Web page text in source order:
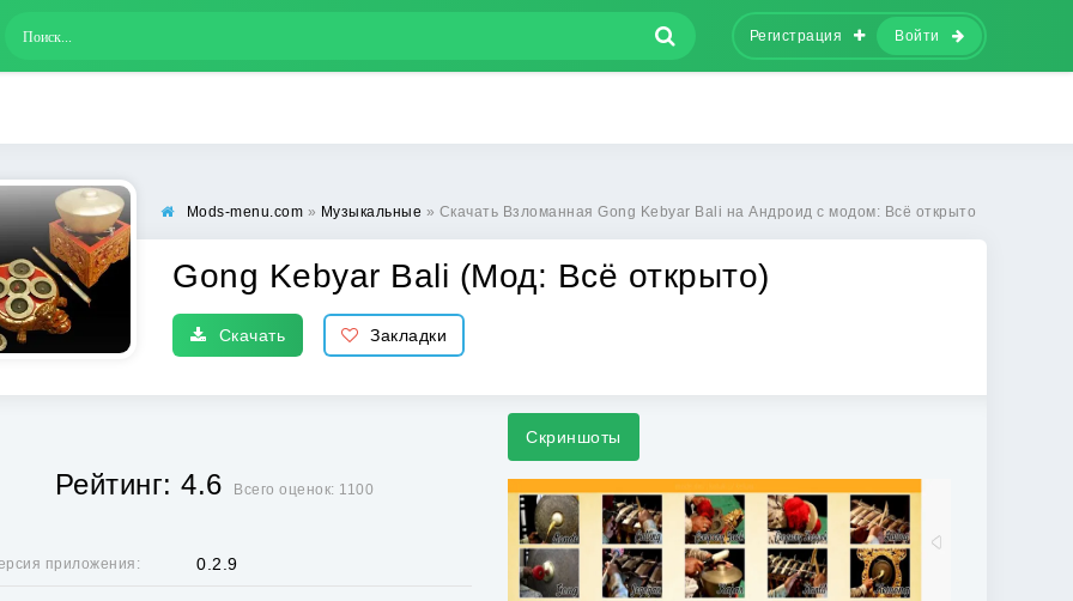
Регистрация Войти
Mods-menu.com » Музыкальные » Скачать Взломанная Gong Kebyar Bali на Андроид с модом: Всё открыто
Gong Kebyar Bali (Мод: Всё открыто)
Скачать Закладки
Рейтинг: 4.6 Всего оценок: 1100
приложения: 0.2.9
Скриншоты